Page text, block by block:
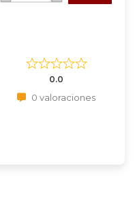
0.0
0 valoraciones